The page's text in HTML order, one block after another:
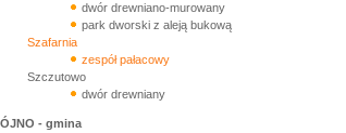
dwór drewniano-murowany
park dworski z aleją bukową
Szafarnia
zespół pałacowy
Szczutowo
dwór drewniany
- gmina